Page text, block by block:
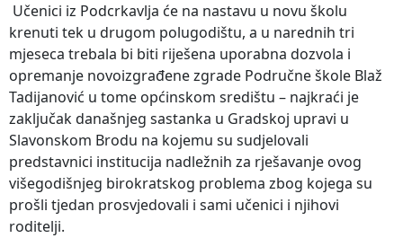
Učenici iz Podcrkavlja će na nastavu u novu školu
krenuti tek u drugom polugodištu, a u narednih tri
mjeseca trebala bi biti riješena uporabna dozvola i
opremanje novoizgrađene zgrade Područne škole Blaž
Tadijanović u tome općinskom središtu – najkraći je
zaključak današnjeg sastanka u Gradskoj upravi u
Slavonskom Brodu na kojemu su sudjelovali
predstavnici institucija nadležnih za rješavanje ovog
višegodišnjeg birokratskog problema zbog kojega su
prošli tjedan prosvjedovali i sami učenici i njihovi
roditelji.